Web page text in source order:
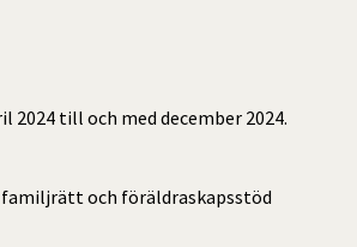
2024 till och med december 2024.
och föräldraskapsstöd